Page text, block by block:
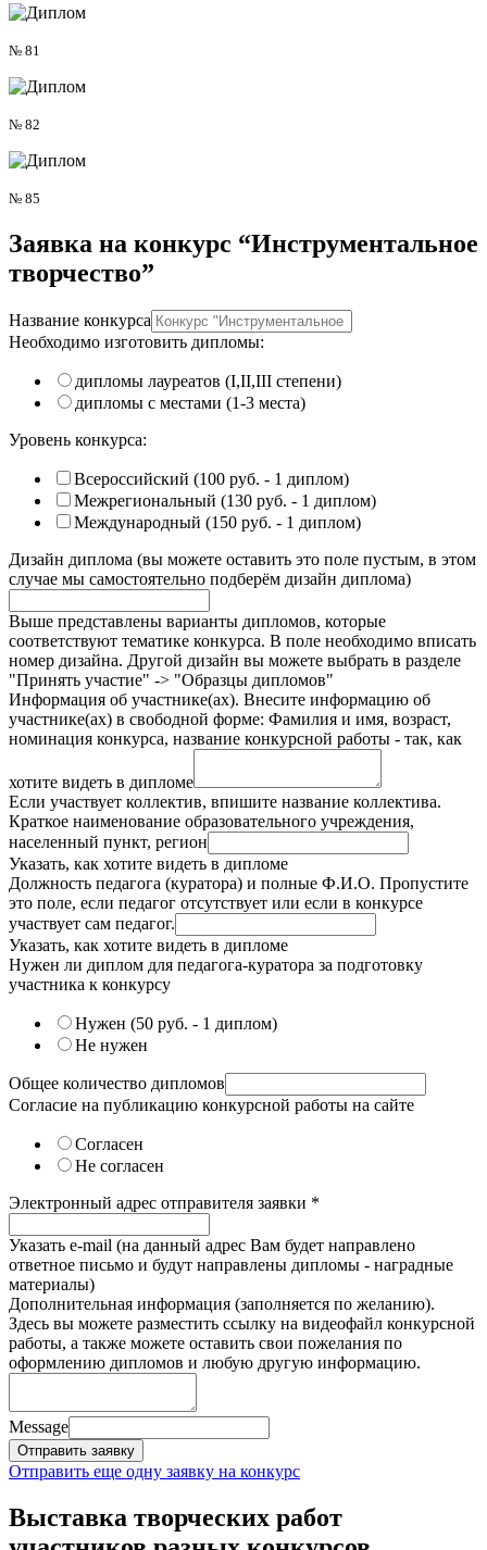
№ 81
№ 82
№ 85
Заявка на конкурс “Инструментальное
творчество”
Название конкурса
Необходимо изготовить дипломы:
дипломы лауреатов (I,II,III степени)
дипломы с местами (1-3 места)
Уровень конкурса:
Всероссийский (100 руб. - 1 диплом)
Межрегиональный (130 руб. - 1 диплом)
Международный (150 руб. - 1 диплом)
Дизайн диплома (вы можете оставить это поле пустым, в этом
случае мы самостоятельно подберём дизайн диплома)
Выше представлены варианты дипломов, которые
соответствуют тематике конкурса. В поле необходимо вписать
номер дизайна. Другой дизайн вы можете выбрать в разделе
"Принять участие" -> "Образцы дипломов"
Информация об участнике(ах). Внесите информацию об
участнике(ах) в свободной форме: Фамилия и имя, возраст,
номинация конкурса, название конкурсной работы - так, как
хотите видеть в дипломе
Если участвует коллектив, впишите название коллектива.
Краткое наименование образовательного учреждения,
населенный пункт, регион
Указать, как хотите видеть в дипломе
Должность педагога (куратора) и полные Ф.И.О. Пропустите
это поле, если педагог отсутствует или если в конкурсе
участвует сам педагог.
Указать, как хотите видеть в дипломе
Нужен ли диплом для педагога-куратора за подготовку
участника к конкурсу
Нужен (50 руб. - 1 диплом)
Не нужен
Общее количество дипломов
Согласие на публикацию конкурсной работы на сайте
Согласен
Не согласен
Электронный адрес отправителя заявки *
Указать e-mail (на данный адрес Вам будет направлено
ответное письмо и будут направлены дипломы - наградные
материалы)
Дополнительная информация (заполняется по желанию).
Здесь вы можете разместить ссылку на видеофайл конкурсной
работы, а также можете оставить свои пожелания по
оформлению дипломов и любую другую информацию.
Message
Отправить заявку
Отправить еще одну заявку на конкурс
Выставка творческих работ